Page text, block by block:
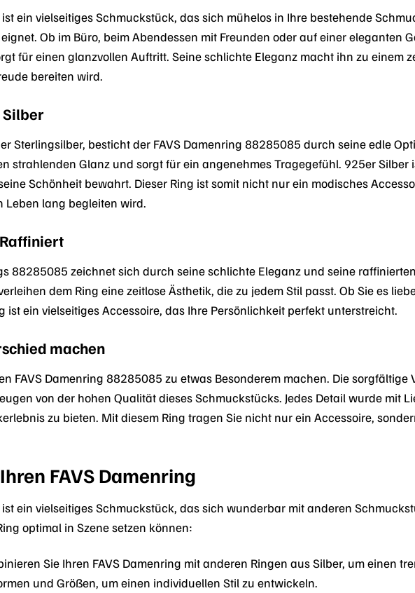
ein vielseitiges Schmuckstück, das sich mühelos in Ihre bestehende
Ob im Büro, beim Abendessen mit Freunden oder auf einer eleganten
für einen glanzvollen Auftritt. Seine schlichte Eleganz macht ihn zu einem
bereiten wird.
Silber
Sterlingsilber, besticht der FAVS Damenring 88285085 durch seine edle
strahlenden Glanz und sorgt für ein angenehmes Tragegefühl. 925er Silber
Schönheit bewahrt. Dieser Ring ist somit nicht nur ein modisches
Leben lang begleiten wird.
88285085 zeichnet sich durch seine schlichte Eleganz und seine
dem Ring eine zeitlose Ästhetik, die zu jedem Stil passt. Ob Sie es
ist ein vielseitiges Accessoire, das Ihre Persönlichkeit perfekt unterstreicht.
machen
FAVS Damenring 88285085 zu etwas Besonderem machen. Die
von der hohen Qualität dieses Schmuckstücks. Jedes Detail wurde mit
zu bieten. Mit diesem Ring tragen Sie nicht nur ein Accessoire,
FAVS Damenring
ein vielseitiges Schmuckstück, das sich wunderbar mit anderen
optimal in Szene setzen können:
Sie Ihren FAVS Damenring mit anderen Ringen aus Silber, um einen
und Größen, um einen individuellen Stil zu entwickeln.